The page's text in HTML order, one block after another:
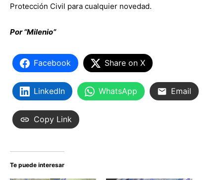
Protección Civil para cualquier novedad.
Por “Milenio”
Facebook Share on X
LinkedIn WhatsApp Email
Copy Link
Te puede interesar